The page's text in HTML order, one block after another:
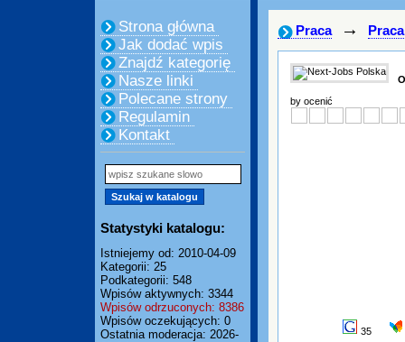
Strona główna
Jak dodać wpis
Znajdź kategorię
Nasze linki
Polecane strony
Regulamin
Kontakt
Statystyki katalogu:
Istniejemy od: 2010-04-09
Kategorii: 25
Podkategorii: 548
Wpisów aktywnych: 3344
Wpisów odrzuconych: 8386
Wpisów oczekujących: 0
Ostatnia moderacja: 2026-
Praca →
by ocenić
35